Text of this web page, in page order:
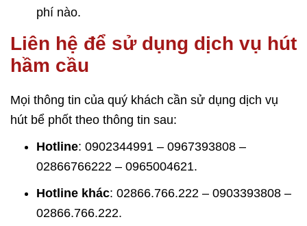
phí nào.
Liên hệ để sử dụng dịch vụ hút
hầm cầu
Mọi thông tin của quý khách cần sử dụng dịch vụ
hút bể phốt theo thông tin sau:
Hotline: 0902344991 – 0967393808 –
02866766222 – 0965004621.
Hotline khác: 02866.766.222 – 0903393808 –
02866.766.222.